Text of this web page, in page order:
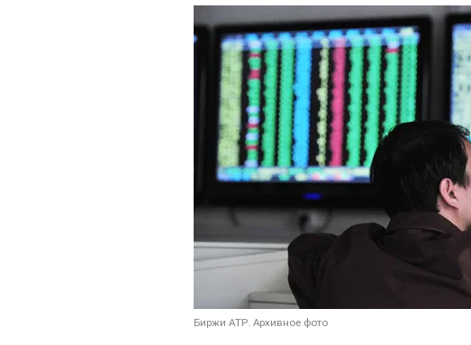
Биржи АТР. Архивное фото